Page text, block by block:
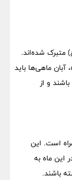
متبرک شده‌اند.
آبان ماهی‌ها باید
و از
است. این
این ماه به
باشند.